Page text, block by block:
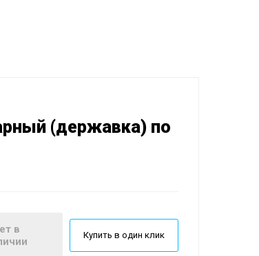
(державка) по
в
Купить в один клик